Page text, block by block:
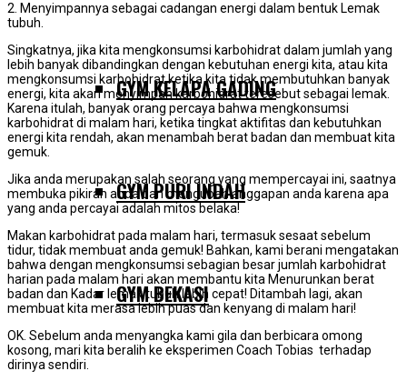
GYM KELAPA GADING
GYM PURI INDAH
GYM BEKASI
2. Menyimpannya sebagai cadangan energi dalam bentuk Lemak
tubuh.
Singkatnya, jika kita mengkonsumsi karbohidrat dalam jumlah yang
lebih banyak dibandingkan dengan kebutuhan energi kita, atau kita
mengkonsumsi karbohidrat ketika kita tidak membutuhkan banyak
energi, kita akan menyimpan karbohidrat teresebut sebagai lemak.
Karena itulah, banyak orang percaya bahwa mengkonsumsi
karbohidrat di malam hari, ketika tingkat aktifitas dan kebutuhkan
energi kita rendah, akan menambah berat badan dan membuat kita
gemuk.
Jika anda merupakan salah seorang yang mempercayai ini, saatnya
membuka pikiran anda dan mengubah anggapan anda karena apa
yang anda percayai adalah mitos belaka!
Makan karbohidrat pada malam hari, termasuk sesaat sebelum
tidur, tidak membuat anda gemuk! Bahkan, kami berani mengatakan
bahwa dengan mengkonsumsi sebagian besar jumlah karbohidrat
harian pada malam hari akan membantu kita Menurunkan berat
badan dan Kadar lemak tubuh lebih cepat! Ditambah lagi, akan
membuat kita merasa lebih puas dan kenyang di malam hari!
OK. Sebelum anda menyangka kami gila dan berbicara omong
kosong, mari kita beralih ke eksperimen Coach Tobias terhadap
dirinya sendiri.